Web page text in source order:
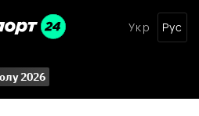
Укр Рус
2026